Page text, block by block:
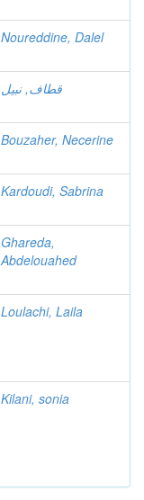
Noureddine, Dalel
قطاف, نبيل
Bouzaher, Necerine
Kardoudi, Sabrina
Ghareda,
Abdelouahed
Loulachi, Laila
Kilani, sonia